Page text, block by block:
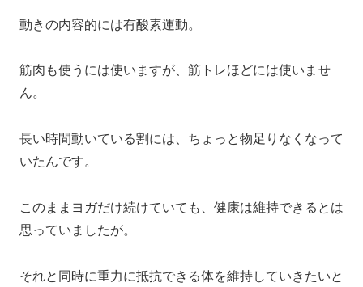
動きの内容的には有酸素運動。
筋肉も使うには使いますが、筋トレほどには使いませ
ん。
長い時間動いている割には、ちょっと物足りなくなって
いたんです。
このままヨガだけ続けていても、健康は維持できるとは
思っていましたが。
それと同時に重力に抵抗できる体を維持していきたいと